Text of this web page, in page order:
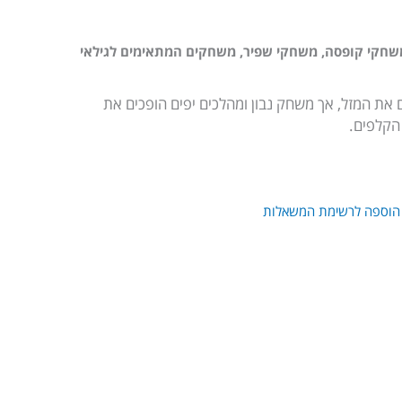
קופסה,משחקי שפיר,משחקים המתאימים לגילאי
המזל, אך משחק נבון ומהלכים יפים הופכים את
הוספה לרשימת המשאלות